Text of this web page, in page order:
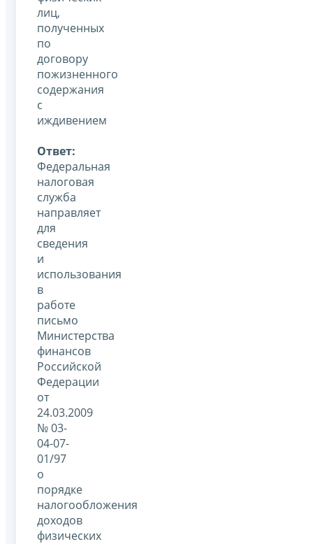
лиц,
полученных
по
договору
пожизненного
содержания
с
иждивением
Ответ:
Федеральная
налоговая
служба
направляет
для
сведения
и
использования
в
работе
письмо
Министерства
финансов
Российской
Федерации
от
24.03.2009
№ 03-
04-07-
01/97
о
порядке
налогообложения
доходов
физических